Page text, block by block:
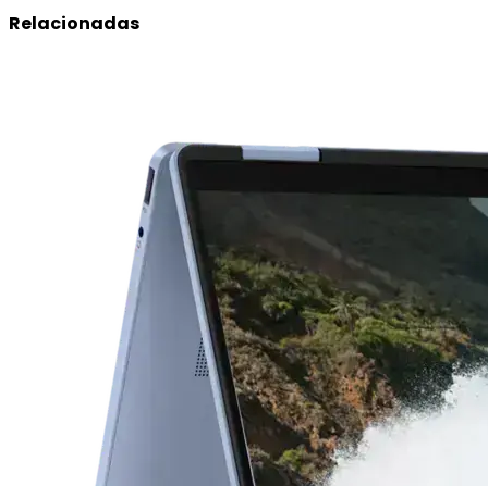
Relacionadas